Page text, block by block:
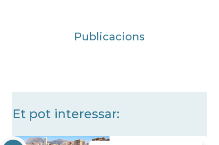
Publicacions
Et pot interessar: